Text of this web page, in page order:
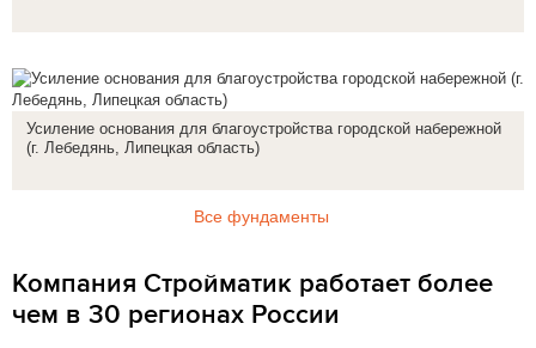
Усиление основания для благоустройства городской набережной
(г. Лебедянь, Липецкая область)
Все фундаменты
Компания Стройматик работает более
чем в 30 регионах России